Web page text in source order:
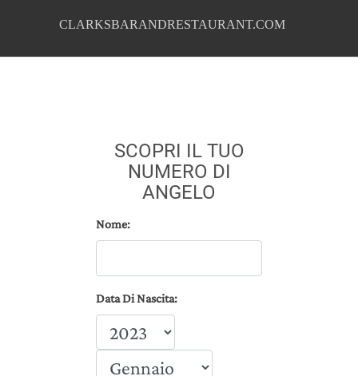
CLARKSBARANDRESTAURANT.COM
SCOPRI IL TUO
NUMERO DI
ANGELO
Nome:
Data Di Nascita: